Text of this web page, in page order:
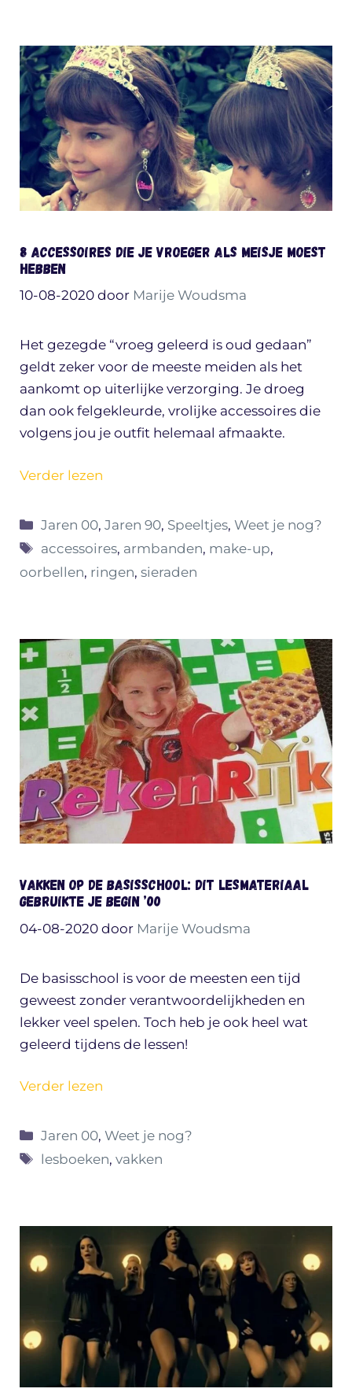
8 accessoires die je vroeger als meisje MOEST
hebben
10-08-2020 door Marije Woudsma
Het gezegde “vroeg geleerd is oud gedaan”
geldt zeker voor de meeste meiden als het
aankomt op uiterlijke verzorging. Je droeg
dan ook felgekleurde, vrolijke accessoires die
volgens jou je outfit helemaal afmaakte.
Verder lezen
Categorieën
Jaren 00,Jaren 90, Speeltjes,Weet je nog?
Tags
accessoires, armbanden, make-up,
oorbellen, ringen, sieraden
Vakken op de basisschool: dit lesmateriaal
gebruikte je begin ’00
04-08-2020 door Marije Woudsma
De basisschool is voor de meesten een tijd
geweest zonder verantwoordelijkheden en
lekker veel spelen. Toch heb je ook heel wat
geleerd tijdens de lessen!
Verder lezen
Categorieën
Jaren 00,Weet je nog?
Tags
lesboeken,vakken